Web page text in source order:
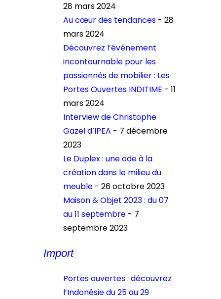
28 mars 2024
Au cœur des tendances - 28
mars 2024
Découvrez l’événement
incontournable pour les
passionnés de mobilier : Les
Portes Ouvertes INDITIME - 11
mars 2024
Interview de Christophe
Gazel d’IPEA - 7 décembre
2023
Le Duplex : une ode à la
création dans le milieu du
meuble - 26 octobre 2023
Maison & Objet 2023 : du 07
au 11 septembre - 7
septembre 2023
Import
Portes ouvertes : découvrez
l’Indonésie du 25 au 29